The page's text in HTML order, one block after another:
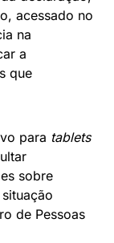
acessado no
na
a
que
para tablets
sobre
de Pessoas